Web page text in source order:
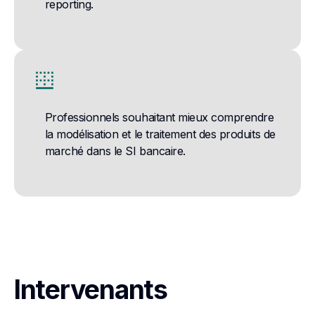
reporting.
border_bottom
Professionnels souhaitant mieux comprendre
la modélisation et le traitement des produits de
marché dans le SI bancaire.
Intervenants